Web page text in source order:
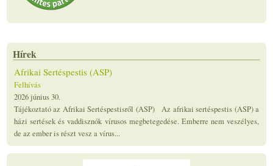
Hírek
Afrikai Sertéspestis (ASP)
Felhívás
2026 június 30.
Tájékoztató az Afrikai Sertéspestisről (ASP) Az afrikai sertéspestis (ASP) a
házi sertések és vaddisznók vírusos megbetegedése. Emberre nem veszélyes,
de az ember is részt vesz a vírus...